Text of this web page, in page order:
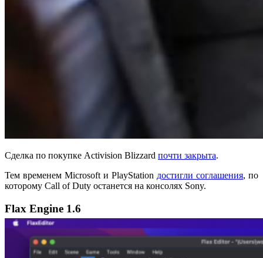
Сделка по покупке Activision Blizzard почти закрыта.
Тем временем Microsoft и PlayStation достигли соглашения, по
которому Call of Duty останется на консолях Sony.
Flax Engine 1.6